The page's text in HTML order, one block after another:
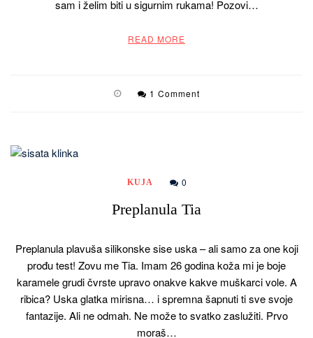
sam i želim biti u sigurnim rukama! Pozovi…
READ MORE
1 Comment
KUJA 0
Preplanula Tia
Preplanula plavuša silikonske sise uska – ali samo za one koji
prođu test! Zovu me Tia. Imam 26 godina koža mi je boje
karamele grudi čvrste upravo onakve kakve muškarci vole. A
ribica? Uska glatka mirisna… i spremna šapnuti ti sve svoje
fantazije. Ali ne odmah. Ne može to svatko zaslužiti. Prvo
moraš…